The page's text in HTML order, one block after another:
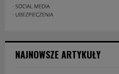
NAJNOWSZE ARTYKUŁY